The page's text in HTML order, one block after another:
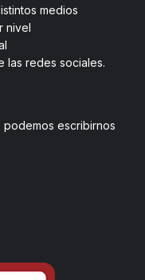
medios
nivel
las redes sociales.
escribirnos